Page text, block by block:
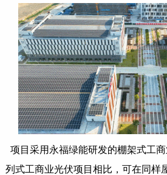
项目采用永福绿能研发的棚架式工
列式工商业光伏项目相比，可在同样